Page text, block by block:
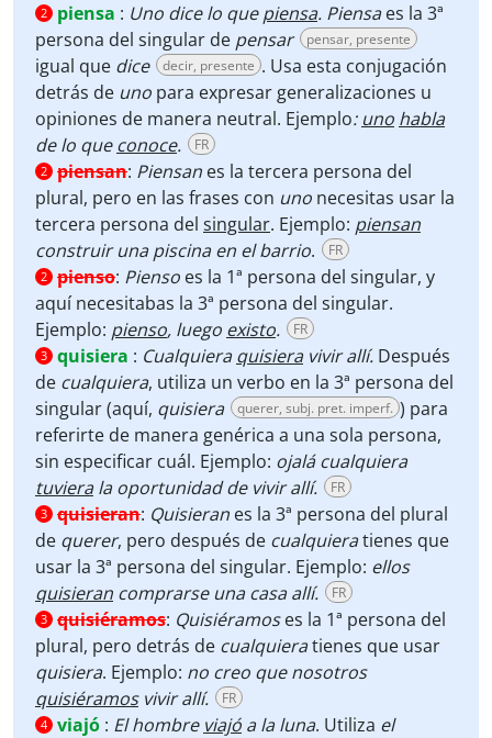
2 piensa : Uno dice lo quepiensa. Piensaes la 3ª
persona del singular de pensar pensar, presente
igual que dice decir, presente . Usa esta conjugación
detrás de uno para expresar generalizaciones u
opiniones de manera neutral. Ejemplo: uno habla
de lo queconoce. FR
2 piensan: Piensan es la tercera persona del
plural, pero en las frases con uno necesitas usar la
tercera persona del singular. Ejemplo: piensan
construir una piscina en el barrio. FR
2 pienso: Pienso es la 1ª persona del singular, y
aquí necesitabas la 3ª persona del singular.
Ejemplo: pienso, luego existo. FR
3 quisiera : Cualquieraquisieravivir allí. Después
de cualquiera, utiliza un verbo en la 3ª persona del
singular (aquí, quisiera querer, subj. pret. imperf. ) para
referirte de manera genérica a una sola persona,
sin especificar cuál. Ejemplo: ojalá cualquiera
tuvierala oportunidad de vivir allí. FR
3 quisieran: Quisieran es la 3ª persona del plural
de querer, pero después de cualquieratienes que
usar la 3ª persona del singular. Ejemplo: ellos
quisieran comprarse una casa allí. FR
3 quisiéramos: Quisiéramoses la 1ª persona del
plural, pero detrás de cualquieratienes que usar
quisiera. Ejemplo: no creo que nosotros
quisiéramosvivir allí. FR
4 viajó : El hombre viajó a la luna. Utiliza el